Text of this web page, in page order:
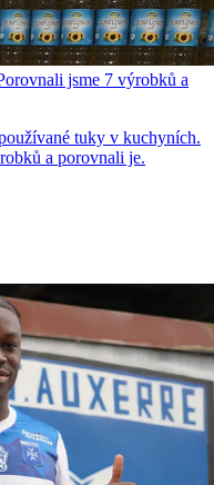
jsme 7 výrobků a
tuky v kuchyních.
a porovnali je.